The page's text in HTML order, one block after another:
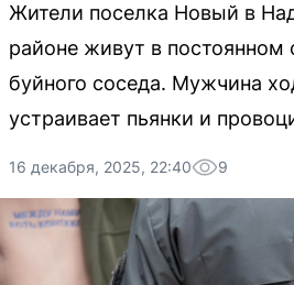
Жители поселка Новый в
районе живут в постоянном
буйного соседа. Мужчина
устраивает пьянки и
16 декабря, 2025, 22:40 9